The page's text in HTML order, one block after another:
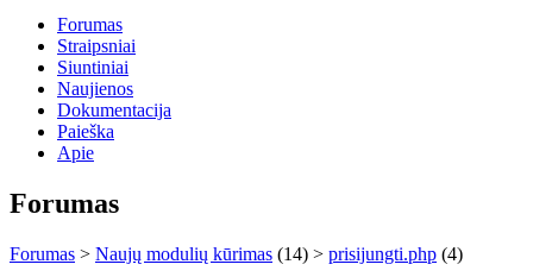
Forumas
Straipsniai
Siuntiniai
Naujienos
Dokumentacija
Paieška
Apie
Forumas
Forumas > Naujų modulių kūrimas (14) > prisijungti.php (4)